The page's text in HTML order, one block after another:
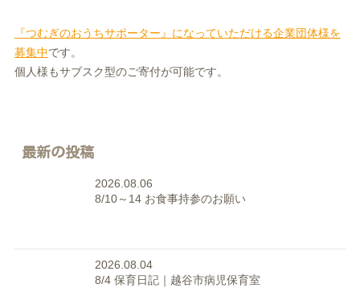
『つむぎのおうちサポーター』になっていただける企業団体様を
募集中です。
個人様もサブスク型のご寄付が可能です。
最新の投稿
2026.08.06
8/10～14 お食事持参のお願い
2026.08.04
8/4 保育日記｜越谷市病児保育室